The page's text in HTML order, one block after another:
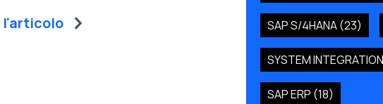
l'articolo SAP S/4HANA(23)
SYSTEM INTEGRATION
SAP ERP (18)